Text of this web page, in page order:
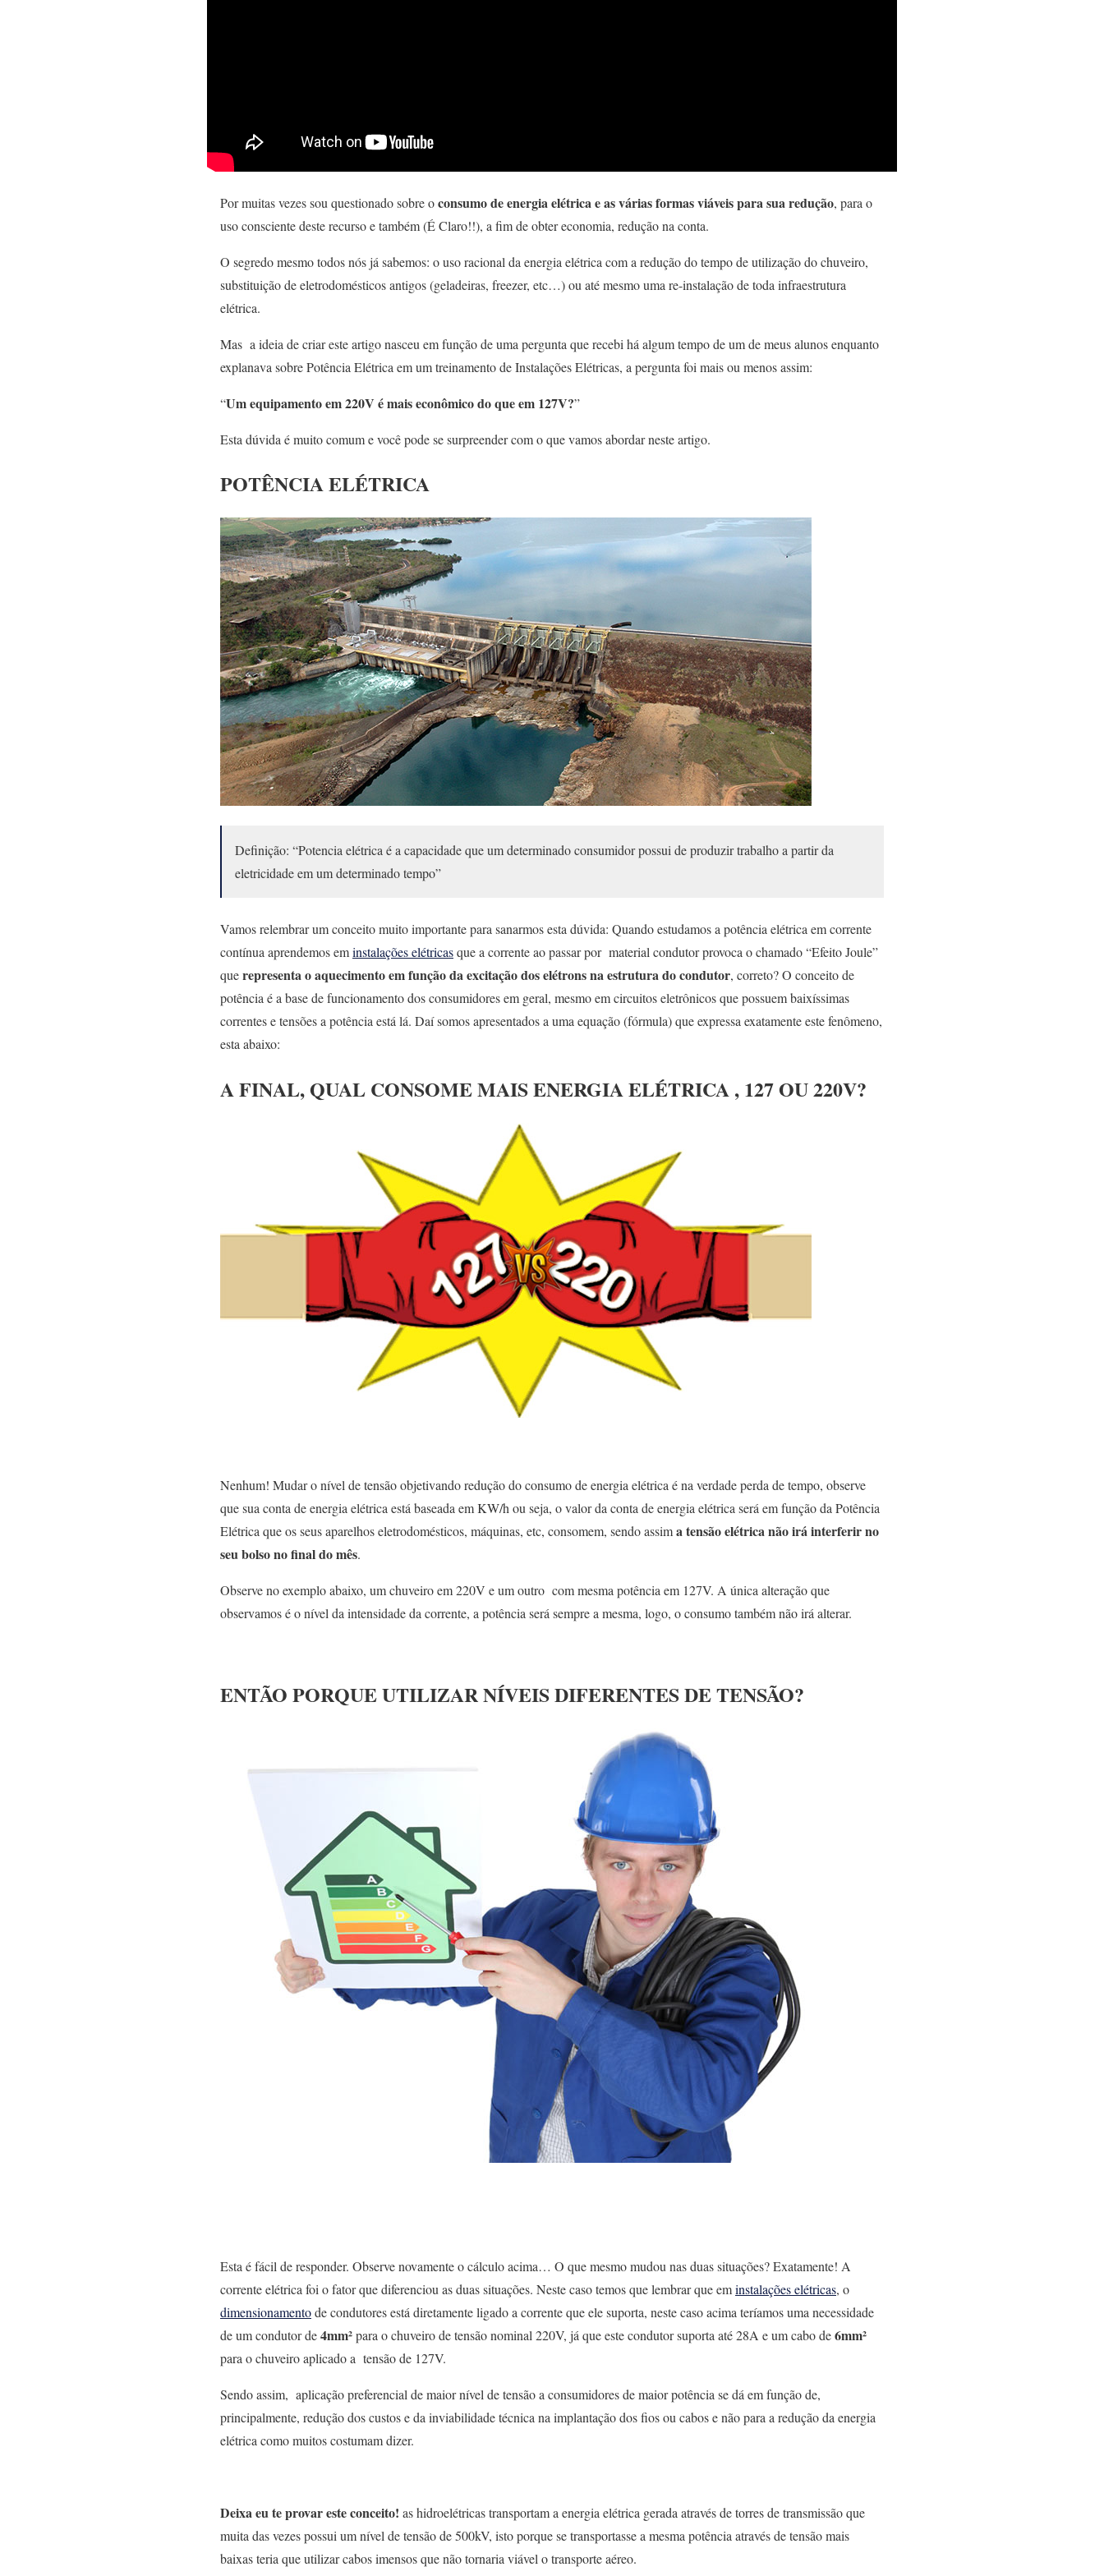
Por muitas vezes sou questionado sobre oconsumo de energia elétrica e as várias formas viáveis para sua redução, para o
uso consciente deste recurso e também (É Claro!!), a fim de obter economia, redução na conta.
O segredo mesmo todos nós já sabemos: o uso racional da energia elétrica com a redução do tempo de utilização do chuveiro,
substituição de eletrodomésticos antigos (geladeiras, freezer, etc…) ou até mesmo uma re-instalação de toda infraestrutura
elétrica.
Mas a ideia de criar este artigo nasceu em função de uma pergunta que recebi há algum tempo de um de meus alunos enquanto
explanava sobre Potência Elétrica em um treinamento de Instalações Elétricas, a pergunta foi mais ou menos assim:
“Um equipamento em 220V é mais econômico do que em 127V?”
Esta dúvida é muito comum e você pode se surpreender com o que vamos abordar neste artigo.
POTÊNCIA ELÉTRICA
Definição: “Potencia elétrica é a capacidade que um determinado consumidor possui de produzir trabalho a partir da
eletricidade em um determinado tempo”
Vamos relembrar um conceito muito importante para sanarmos esta dúvida: Quando estudamos a potência elétrica em corrente
contínua aprendemos eminstalações elétricasque a corrente ao passar por material condutor provoca o chamado “Efeito Joule”
querepresenta o aquecimento em função da excitação dos elétrons na estrutura do condutor, correto? O conceito de
potência é a base de funcionamento dos consumidores em geral, mesmo em circuitos eletrônicos que possuem baixíssimas
correntes e tensões a potência está lá. Daí somos apresentados a uma equação (fórmula) que expressa exatamente este fenômeno,
esta abaixo:
A FINAL, QUAL CONSOME MAIS ENERGIA ELÉTRICA , 127 OU 220V?
Nenhum! Mudar o nível de tensão objetivando redução do consumo de energia elétrica é na verdade perda de tempo, observe
que sua conta de energia elétrica está baseada em KW/h ou seja, o valor da conta de energia elétrica será em função da Potência
Elétrica que os seus aparelhos eletrodomésticos, máquinas, etc, consomem, sendo assima tensão elétrica não irá interferir no
seu bolso no final do mês.
Observe no exemplo abaixo, um chuveiro em 220V e um outro com mesma potência em 127V. A única alteração que
observamos é o nível da intensidade da corrente, a potência será sempre a mesma, logo, o consumo também não irá alterar.
ENTÃO PORQUE UTILIZAR NÍVEIS DIFERENTES DE TENSÃO?
Esta é fácil de responder. Observe novamente o cálculo acima… O que mesmo mudou nas duas situações? Exatamente! A
corrente elétrica foi o fator que diferenciou as duas situações. Neste caso temos que lembrar que eminstalações elétricas, o
dimensionamentode condutores está diretamente ligado a corrente que ele suporta, neste caso acima teríamos uma necessidade
de um condutor de4mm²para o chuveiro de tensão nominal 220V, já que este condutor suporta até 28A e um cabo de6mm²
para o chuveiro aplicado a tensão de 127V.
Sendo assim, aplicação preferencial de maior nível de tensão a consumidores de maior potência se dá em função de,
principalmente, redução dos custos e da inviabilidade técnica na implantação dos fios ou cabos e não para a redução da energia
elétrica como muitos costumam dizer.
Deixa eu te provar este conceito! as hidroelétricas transportam a energia elétrica gerada através de torres de transmissão que
muita das vezes possui um nível de tensão de 500kV, isto porque se transportasse a mesma potência através de tensão mais
baixas teria que utilizar cabos imensos que não tornaria viável o transporte aéreo.